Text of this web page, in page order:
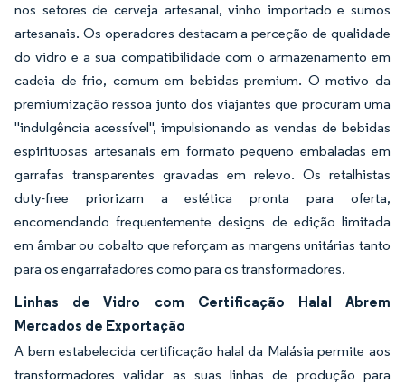
nos setores de cerveja artesanal, vinho importado e sumos
artesanais. Os operadores destacam a perceção de qualidade
do vidro e a sua compatibilidade com o armazenamento em
cadeia de frio, comum em bebidas premium. O motivo da
premiumização ressoa junto dos viajantes que procuram uma
"indulgência acessível", impulsionando as vendas de bebidas
espirituosas artesanais em formato pequeno embaladas em
garrafas transparentes gravadas em relevo. Os retalhistas
duty-free priorizam a estética pronta para oferta,
encomendando frequentemente designs de edição limitada
em âmbar ou cobalto que reforçam as margens unitárias tanto
para os engarrafadores como para os transformadores.
Linhas de Vidro com Certificação Halal Abrem
Mercados de Exportação
A bem estabelecida certificação halal da Malásia permite aos
transformadores validar as suas linhas de produção para